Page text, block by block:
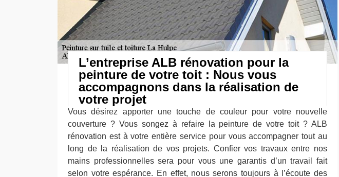
L’entreprise ALB rénovation pour la
peinture de votre toit : Nous vous
accompagnons dans la réalisation de
votre projet
Vous désirez apporter une touche de couleur pour votre nouvelle
couverture ? Vous songez à refaire la peinture de votre toit ? ALB
rénovation est à votre entière service pour vous accompagner tout au
long de la réalisation de vos projets. Confier vos travaux entre nos
mains professionnelles sera pour vous une garantis d’un travail fait
selon votre espérance. En effet, nous serons toujours à l’écoute des